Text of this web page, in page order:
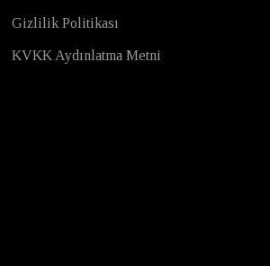
Gizlilik Politikası
KVKK Aydınlatma Metni